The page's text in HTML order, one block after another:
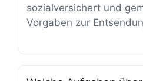
sozialversichert und
Vorgaben zur